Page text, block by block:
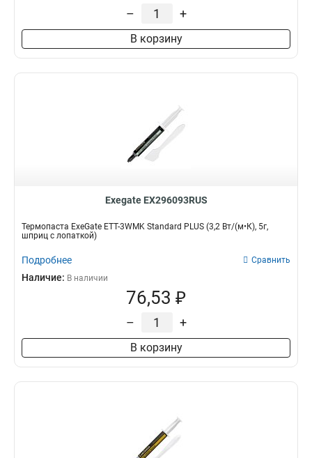
– +
В корзину
Exegate EX296093RUS
Термопаста ExeGate ETТ-3WMK Standard PLUS (3,2 Вт/(м•К), 5г,
шприц с лопаткой)
Подробнее Сравнить
Наличие: В наличии
76,53 ₽
– +
В корзину